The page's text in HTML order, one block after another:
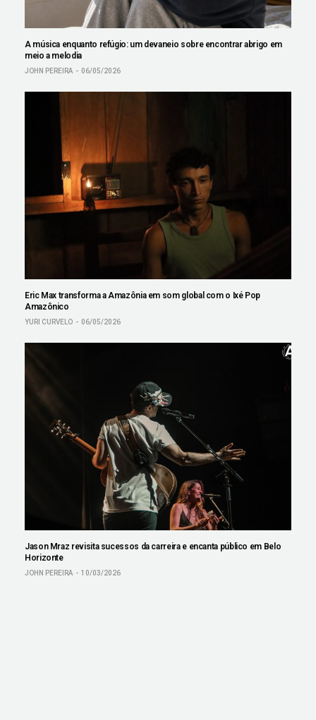
A música enquanto refúgio: um devaneio sobre encontrar abrigo em
meio a melodia
JOHN PEREIRA 06/05/2026
Eric Max transforma a Amazônia em som global com o Ixé Pop
Amazônico
YURI CURVELO 06/05/2026
Jason Mraz revisita sucessos da carreira e encanta público em Belo
Horizonte
JOHN PEREIRA 10/03/2026